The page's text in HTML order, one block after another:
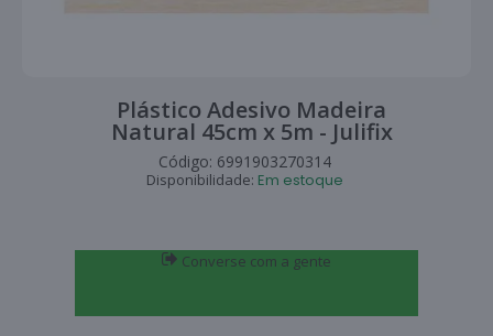
Plástico Adesivo Madeira
Natural 45cm x 5m - Julifix
Código: 6991903270314
Disponibilidade: Em estoque
Converse com a gente